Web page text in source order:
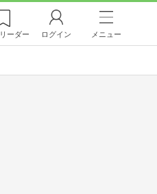
リーダー ログイン メニュー